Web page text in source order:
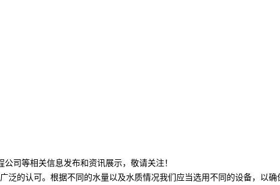
司等相关信息发布和资讯展示，敬请关注！
的认可。根据不同的水量以及水质情况我们应当选用不同的设备，以